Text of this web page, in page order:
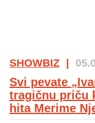
SHOWBIZ
Svi pevate
tragičnu priču
hita Merime